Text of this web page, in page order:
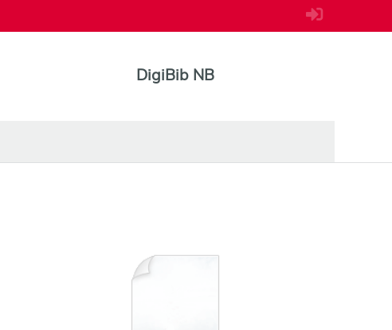
DigiBib NB